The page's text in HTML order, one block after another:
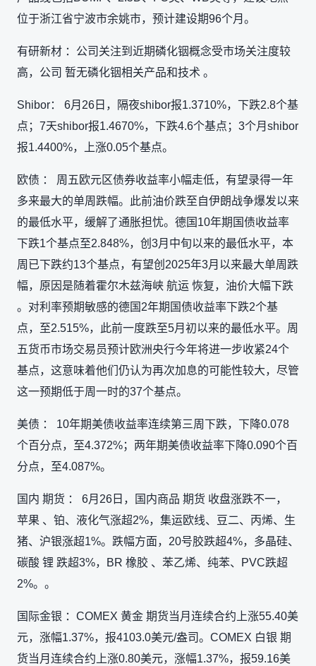
位于浙江省宁波市余姚市，预计建设期96个月。
有研新材 ：公司关注到近期磷化铟概念受市场关注度较
高，公司 暂无磷化铟相关产品和技术 。
Shibor： 6月26日，隔夜shibor报1.3710%，下跌2.8个基
点；7天shibor报1.4670%，下跌4.6个基点；3个月shibor
报1.4400%，上涨0.05个基点。
欧债 ： 周五欧元区债券收益率小幅走低，有望录得一年
多来最大的单周跌幅。此前油价跌至自伊朗战争爆发以来
的最低水平，缓解了通胀担忧。德国10年期国债收益率
下跌1个基点至2.848%，创3月中旬以来的最低水平，本
周已下跌约13个基点，有望创2025年3月以来最大单周跌
幅，原因是随着霍尔木兹海峡 航运 恢复，油价大幅下跌
。对利率预期敏感的德国2年期国债收益率下跌2个基
点，至2.515%，此前一度跌至5月初以来的最低水平。周
五货币市场交易员预计欧洲央行今年将进一步收紧24个
基点，这意味着他们仍认为再次加息的可能性较大，尽管
这一预期低于周一时的37个基点。
美债 ： 10年期美债收益率连续第三周下跌，下降0.078
个百分点，至4.372%；两年期美债收益率下降0.090个百
分点，至4.087%。
国内 期货 ： 6月26日，国内商品 期货 收盘涨跌不一，
苹果 、铂、液化气涨超2%，集运欧线、豆二、丙烯、生
猪、沪银涨超1%。跌幅方面，20号胶跌超4%，多晶硅、
碳酸 锂 跌超3%，BR 橡胶 、苯乙烯、纯苯、PVC跌超
2%。。
国际金银 ：COMEX 黄金 期货当月连续合约上涨55.40美
元，涨幅1.37%，报4103.0美元/盎司。COMEX 白银 期
货当月连续合约上涨0.80美元，涨幅1.37%，报59.16美